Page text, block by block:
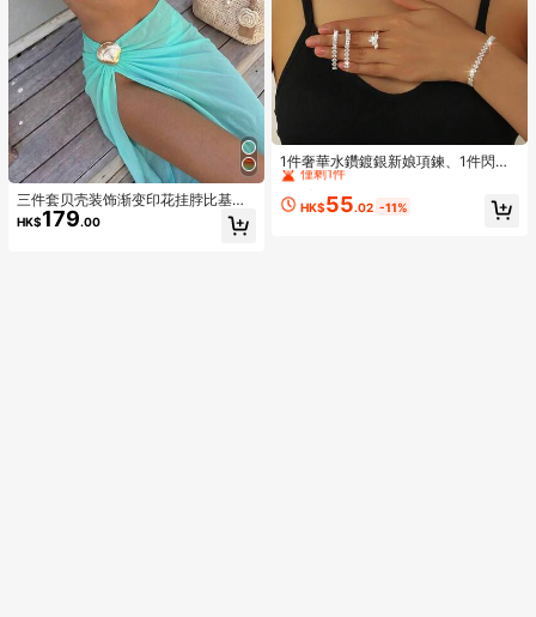
三件套贝壳装饰渐变印花挂脖比基尼
套装，搭配侧开衩长裙，高端时尚沙
滩泳装，女士夏季海滩度假必备
HK$179.00
1件奢華水鑽鍍銀新娘項鍊、1件閃亮
水鑽鍍銀新娘手鍊、1對優雅水鑽新娘
耳環與1件精緻水鑽新娘戒指，時尚5
件新娘飾品套組，適合派對、婚禮、
僅剩1件
High Repeat Customers
僅剩1件
High Repeat Customers
僅剩1件
HK$55.02 -11%